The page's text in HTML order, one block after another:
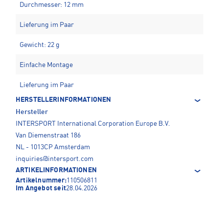
Durchmesser: 12 mm
Lieferung im Paar
Gewicht: 22 g
Einfache Montage
Lieferung im Paar
HERSTELLERINFORMATIONEN
Hersteller
INTERSPORT International Corporation Europe B.V.
Van Diemenstraat 186
NL - 1013CP Amsterdam
inquiries@intersport.com
ARTIKELINFORMATIONEN
Artikelnummer:110506811
Im Angebot seit28.04.2026